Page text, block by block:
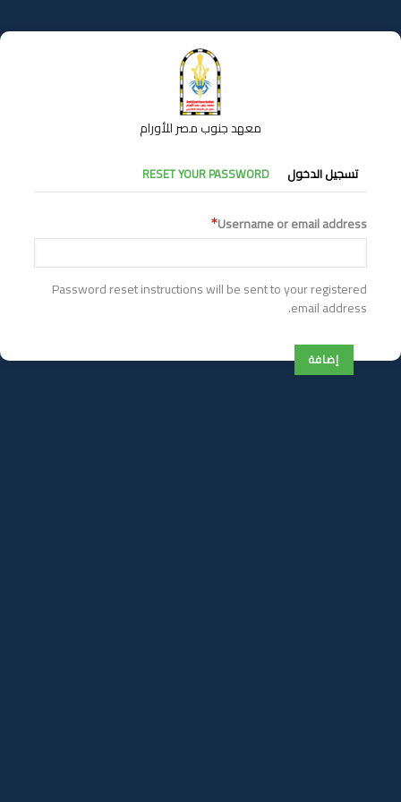
إلى
المحتوى
معهد جنوب مصر للأورام
التبويبات
الأساسية
تسجيل الدخول RESET YOUR PASSWORD
Username or email address
Password reset instructions will be sent to your registered
email address.